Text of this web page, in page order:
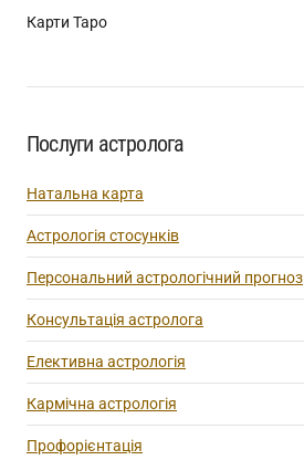
Карти Таро
Послуги астролога
Натальна карта
Астрологія стосунків
Персональний астрологічний прогноз
Консультація астролога
Елективна астрологія
Кармічна астрологія
Профорієнтація